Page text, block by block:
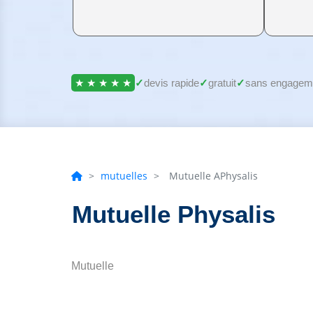
★ ★ ★ ★ ★ ✓devis rapide✓gratuit✓sans
> mutuelles > Mutuelle APhysalis
Mutuelle Physalis
Mutuelle